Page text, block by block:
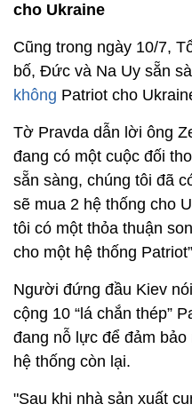
cho Ukraine
Cũng trong ngày 10/7,
bố, Đức và Na Uy sẵn
không Patriot cho
Tờ Pravda dẫn lời ông
đang có một cuộc đối
sẵn sàng, chúng tôi đã
sẽ mua 2 hệ thống cho
tôi có một thỏa thuận
cho một hệ thống
Người đứng đầu Kiev
cộng 10 “lá chắn thép”
đang nỗ lực để đảm
hệ thống còn lại.
"Sau khi nhà sản xuất